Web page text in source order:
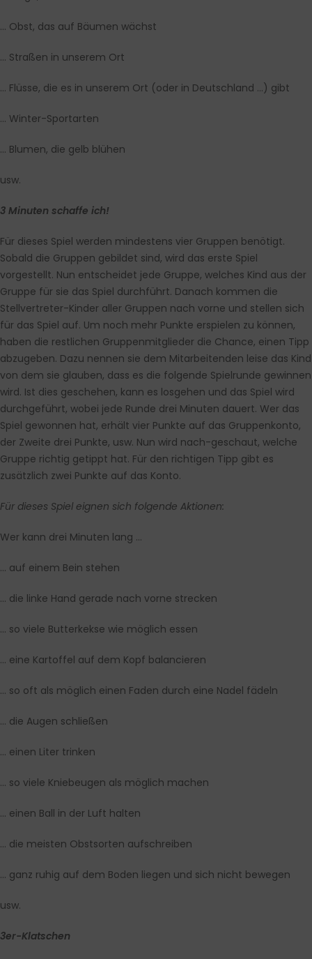
… Obst, das auf Bäumen wächst
… Straßen in unserem Ort
… Flüsse, die es in unserem Ort (oder in Deutschland …) gibt
… Winter-Sportarten
… Blumen, die gelb blühen
usw.
3 Minuten schaffe ich!
Für dieses Spiel werden mindestens vier Gruppen benötigt.
Sobald die Gruppen gebildet sind, wird das erste Spiel
vorgestellt. Nun entscheidet jede Gruppe, welches Kind aus der
Gruppe für sie das Spiel durchführt. Danach kommen die
Stellvertreter-Kinder aller Gruppen nach vorne und stellen sich
für das Spiel auf. Um noch mehr Punkte erspielen zu können,
haben die restlichen Gruppenmitglieder die Chance, einen Tipp
abzugeben. Dazu nennen sie dem Mitarbeitenden leise das Kind
von dem sie glauben, dass es die folgende Spielrunde gewinnen
wird. Ist dies geschehen, kann es losgehen und das Spiel wird
durchgeführt, wobei jede Runde drei Minuten dauert. Wer das
Spiel gewonnen hat, erhält vier Punkte auf das Gruppenkonto,
der Zweite drei Punkte, usw. Nun wird nach-geschaut, welche
Gruppe richtig getippt hat. Für den richtigen Tipp gibt es
zusätzlich zwei Punkte auf das Konto.
Für dieses Spiel eignen sich folgende Aktionen:
Wer kann drei Minuten lang …
… auf einem Bein stehen
… die linke Hand gerade nach vorne strecken
… so viele Butterkekse wie möglich essen
… eine Kartoffel auf dem Kopf balancieren
… so oft als möglich einen Faden durch eine Nadel fädeln
… die Augen schließen
… einen Liter trinken
… so viele Kniebeugen als möglich machen
… einen Ball in der Luft halten
… die meisten Obstsorten aufschreiben
… ganz ruhig auf dem Boden liegen und sich nicht bewegen
usw.
3er-Klatschen